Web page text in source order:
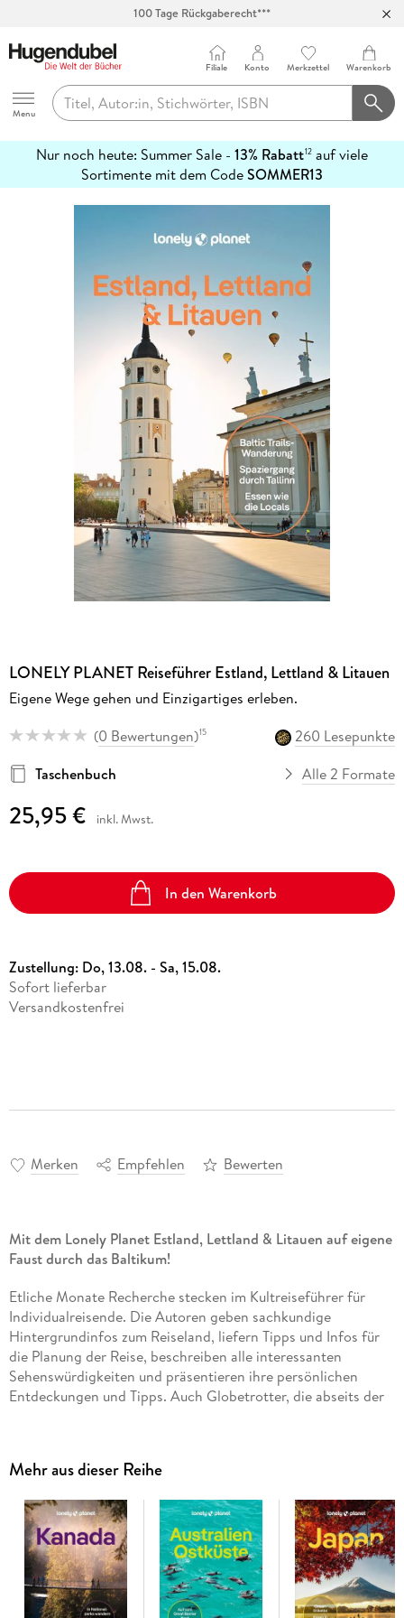
100 Tage Rückgaberecht***
Hugendubel
Menu
Filiale Konto Merkzettel Warenkorb
Nur noch heute: Summer Sale - 13% Rabatt12 auf viele
Sortimente mit dem CodeSOMMER13
erfahren
LONELY PLANET Reiseführer Estland, Lettland & Litauen
Eigene Wege gehen und Einzigartiges erleben.
(0 Bewertungen)15
260 Lesepunkte
Taschenbuch
Alle 2 Formate
25,95 € inkl. Mwst.
In den Warenkorb
Zustellung: Do, 13.08. - Sa, 15.08.
Sofort lieferbar
Versandkostenfrei
Merken Empfehlen Bewerten
Mit dem Lonely Planet Estland, Lettland & Litauen auf eigene
Faust durch das Baltikum!
Etliche Monate Recherche stecken im Kultreiseführer für
Individualreisende. Die Autoren geben sachkundige
Hintergrundinfos zum Reiseland, liefern Tipps und Infos für
die Planung der Reise, beschreiben alle interessanten
Sehenswürdigkeiten und präsentieren ihre persönlichen
Entdeckungen und Tipps. Auch Globetrotter, die abseits der
reizenden Bauernhöfen und stillen Flecken steht, ist im
Baltikum genau richtig. Oder lieber auf den Spuren feudaler
Prunkbauten wandeln? Als Knotenpunkt von Handelsrouten
zwischen Westeuropa und Russland war das Baltikum einst
ein wahrer Flickenteppich feudaler Territorien Zahlreiche
Burg- und Schlossruinen zeugen von der historischen
Bedeutung der Region. Der Lonely-Planet-Reiseführer
Mehr aus dieser Reihe